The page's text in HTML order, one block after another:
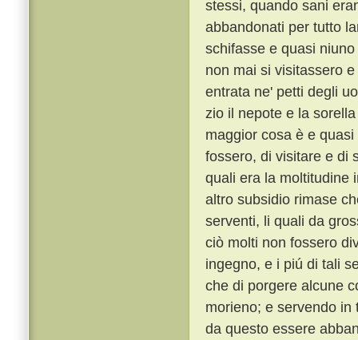
stessi, quando sani
abbandonati per tutto
schifasse e quasi
non mai si visitassero
entrata ne' petti degli
zio il nepote e la
maggior cosa è e
fossero, di visitare e di
quali era la moltitudine
altro subsidio rimase
serventi, li quali da
ciò molti non fossero
ingegno, e i piú di tali
che di porgere alcune
morieno; e servendo
da questo essere